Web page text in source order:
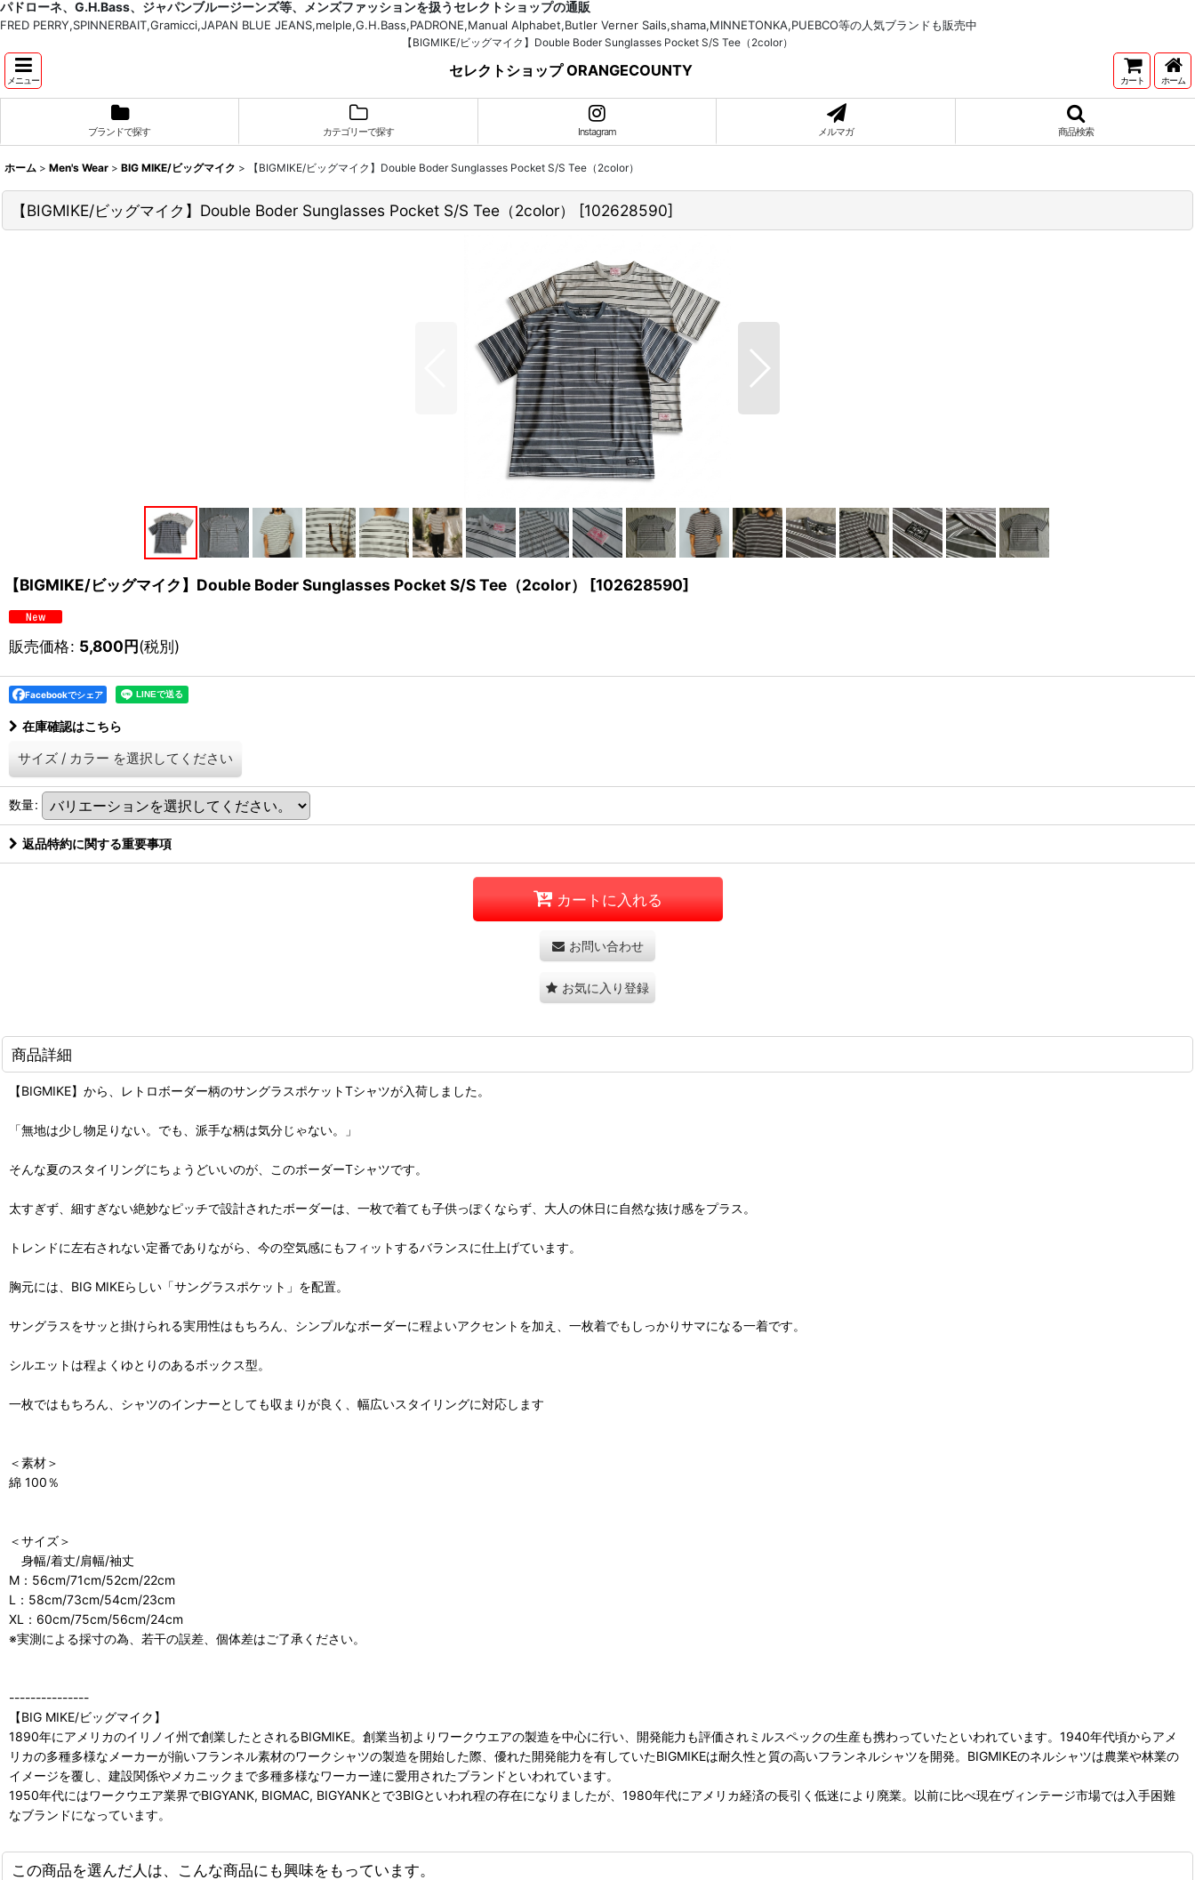
パドローネ、G.H.Bass、ジャパンブルージーンズ等、メンズファッションを扱うセレクトショップの通販
FRED PERRY,SPINNERBAIT,Gramicci,JAPAN BLUE JEANS,melple,G.H.Bass,PADRONE,Manual Alphabet,Butler Verner Sails,shama,MINNETONKA,PUEBCO等の人気ブランドも販売中
【BIGMIKE/ビッグマイク】Double Boder Sunglasses Pocket S/S Tee（2color）
メニュー
セレクトショップ ORANGECOUNTY
カート ホーム
ブランドで探す カテゴリーで探す Instagram メルマガ 商品検索
ホーム > Men's Wear > BIG MIKE/ビッグマイク > 【BIGMIKE/ビッグマイク】Double Boder Sunglasses Pocket S/S Tee（2color）
【BIGMIKE/ビッグマイク】Double Boder Sunglasses Pocket S/S Tee（2color） [102628590]
【BIGMIKE/ビッグマイク】Double Boder Sunglasses Pocket S/S Tee（2color） [102628590]
販売価格: 5,800円(税別)
Facebookでシェア
在庫確認はこちら
サイズ / カラー を選択してください
数量:
返品特約に関する重要事項
カートに入れる
お問い合わせ
お気に入り登録
商品詳細
【BIGMIKE】から、レトロボーダー柄のサングラスポケットTシャツが入荷しました。
「無地は少し物足りない。でも、派手な柄は気分じゃない。」
そんな夏のスタイリングにちょうどいいのが、このボーダーTシャツです。
太すぎず、細すぎない絶妙なピッチで設計されたボーダーは、一枚で着ても子供っぽくならず、大人の休日に自然な抜け感をプラス。
トレンドに左右されない定番でありながら、今の空気感にもフィットするバランスに仕上げています。
胸元には、BIG MIKEらしい「サングラスポケット」を配置。
サングラスをサッと掛けられる実用性はもちろん、シンプルなボーダーに程よいアクセントを加え、一枚着でもしっかりサマになる一着です。
シルエットは程よくゆとりのあるボックス型。
一枚ではもちろん、シャツのインナーとしても収まりが良く、幅広いスタイリングに対応します
＜素材＞
綿 100％
＜サイズ＞
身幅/着丈/肩幅/袖丈
M：56cm/71cm/52cm/22cm
L：58cm/73cm/54cm/23cm
XL：60cm/75cm/56cm/24cm
※実測による採寸の為、若干の誤差、個体差はご了承ください。
---------------
【BIG MIKE/ビッグマイク】
1890年にアメリカのイリノイ州で創業したとされるBIGMIKE。創業当初よりワークウエアの製造を中心に行い、開発能力も評価されミルスペックの生産も携わっていたといわれています。1940年代頃からアメ
リカの多種多様なメーカーが揃いフランネル素材のワークシャツの製造を開始した際、優れた開発能力を有していたBIGMIKEは耐久性と質の高いフランネルシャツを開発。BIGMIKEのネルシャツは農業や林業の
イメージを覆し、建設関係やメカニックまで多種多様なワーカー達に愛用されたブランドといわれています。
1950年代にはワークウエア業界でBIGYANK, BIGMAC, BIGYANKとで3BIGといわれ程の存在になりましたが、1980年代にアメリカ経済の長引く低迷により廃業。以前に比べ現在ヴィンテージ市場では入手困難
なブランドになっています。
この商品を選んだ人は、こんな商品にも興味をもっています。